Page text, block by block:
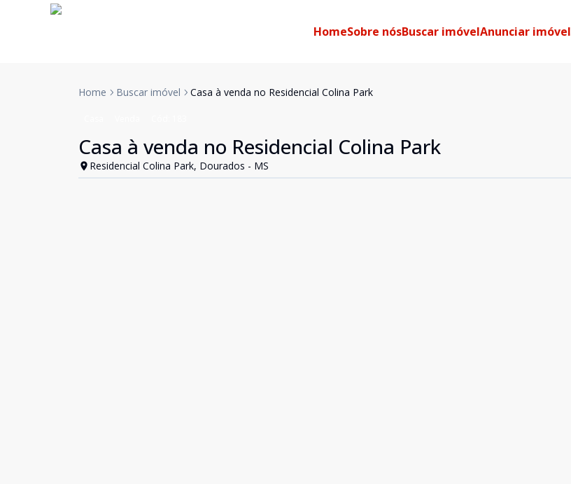
HomeSobre nósBuscar imóvelAnunciar imóvel
Home Buscar imóvel Casa à venda no Residencial Colina Park
Casa à venda no Residencial Colina Park
Residencial Colina Park, Dourados - MS